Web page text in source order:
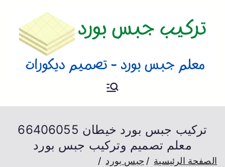
تركيب جبس
بورد
فني تركيب جبس بورد و تصميم
تركيب جبس بورد خيطان 66406055
معلم تصميم وتركيب جبس بورد
الصفحة الرئيسية
جبس بورد